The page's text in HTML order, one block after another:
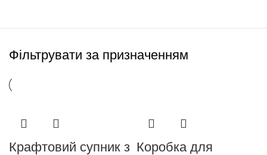
Фільтрувати за призначенням
Крафтовий супник з Коробка для